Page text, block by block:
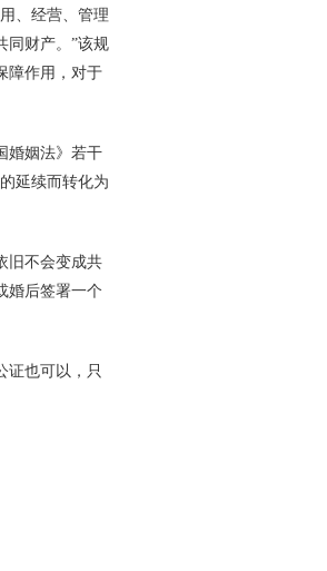
、经营、管理
同财产。”该规
障作用，对于
婚姻法》若干
延续而转化为
旧不会变成共
婚后签署一个
也可以，只